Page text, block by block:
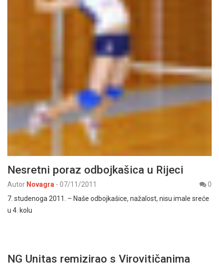
Nesretni poraz odbojkašica u Rijeci
Autor Novagra - 07/11/2011
0
7. studenoga 2011. – Naše odbojkašice, nažalost, nisu imale sreće
u 4. kolu
NG Unitas remizirao s Virovitičanima